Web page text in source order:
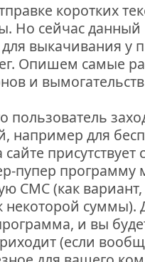
коротких
Но сейчас данный
для выкачивания у
Опишем самые
и
пользователь
например для
пупер программу
СМС (как
суммы).
и вы
(если